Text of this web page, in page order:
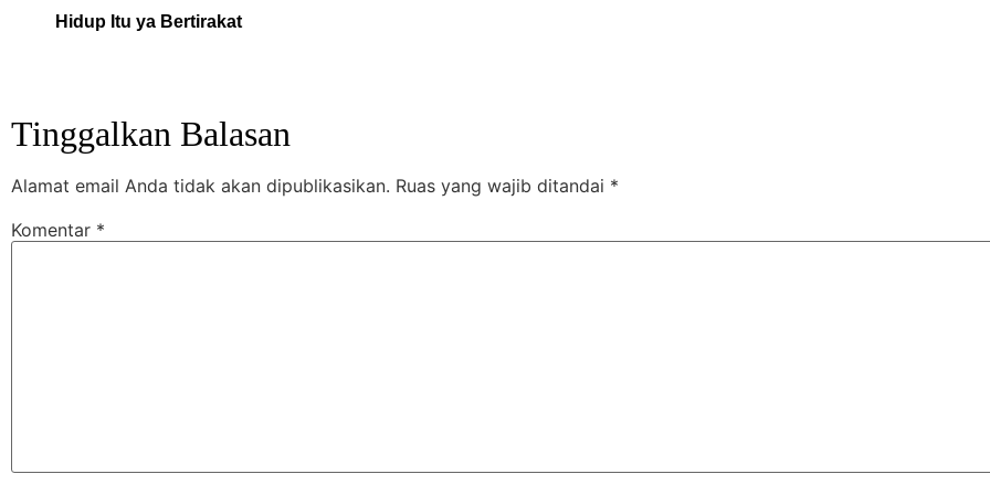
Hidup Itu ya Bertirakat
Tinggalkan Balasan
Alamat email Anda tidak akan dipublikasikan. Ruas yang wajib ditandai *
Komentar *